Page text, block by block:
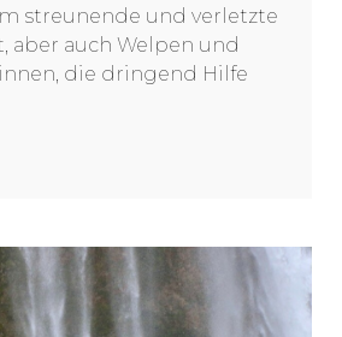
streunende und verletzte
aber auch Welpen und
die dringend Hilfe